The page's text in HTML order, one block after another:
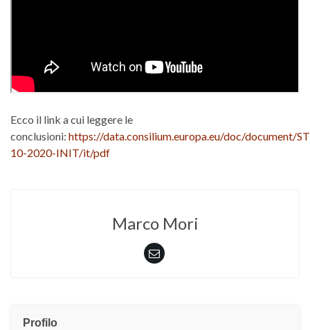
Ecco il link a cui leggere le
conclusioni: https://data.consilium.europa.eu/doc/document/
10-2020-INIT/it/pdf
Marco Mori
Profilo